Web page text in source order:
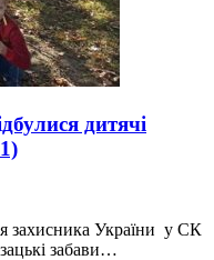
дитячі
захисника України у СК
забави…